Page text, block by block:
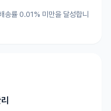
송률 0.01% 미만을 달성합니